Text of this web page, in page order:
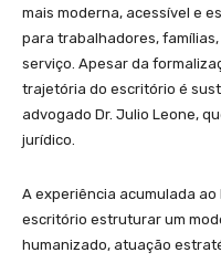
mais moderna, acessível e
para trabalhadores,
serviço. Apesar da
trajetória do escritório é
advogado Dr. Julio Leone,
jurídico.
A experiência acumulada
escritório estruturar um
humanizado, atuação